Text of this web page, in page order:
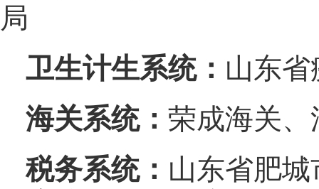
局
卫生计生系统： 山东
海关系统： 荣成海关、
税务系统： 山东省肥